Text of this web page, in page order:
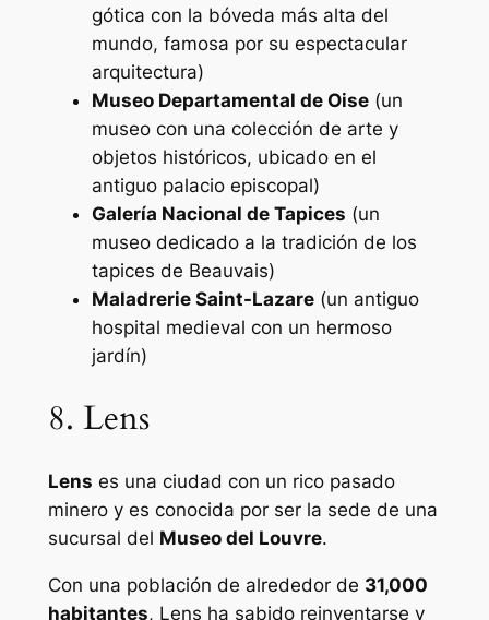
gótica con la bóveda más alta del
mundo, famosa por su espectacular
arquitectura)
Museo Departamental de Oise(un
museo con una colección de arte y
objetos históricos, ubicado en el
antiguo palacio episcopal)
Galería Nacional de Tapices (un
museo dedicado a la tradición de los
tapices de Beauvais)
Maladrerie Saint-Lazare(un antiguo
hospital medieval con un hermoso
jardín)
8. Lens
Lens es una ciudad con un rico pasado
minero y es conocida por ser la sede de una
sucursal del Museo del Louvre.
Con una población de alrededor de 31,000
habitantes, Lens ha sabido reinventarse y